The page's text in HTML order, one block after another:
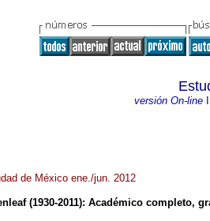
versión On-line
de México ene./jun. 2012
(1930-2011): Académico completo,